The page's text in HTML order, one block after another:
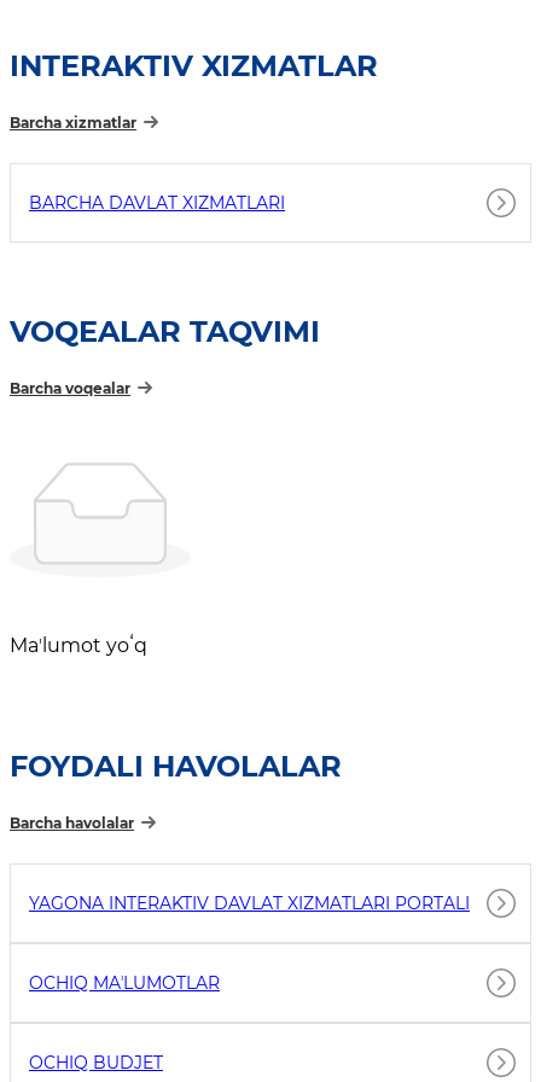
INTERAKTIV XIZMATLAR
Barcha xizmatlar
BARCHA DAVLAT XIZMATLARI
VOQEALAR TAQVIMI
Barcha voqealar
Maʼlumot yoʻq
FOYDALI HAVOLALAR
Barcha havolalar
YAGONA INTERAKTIV DAVLAT XIZMATLARI PORTALI
OCHIQ MAʼLUMOTLAR
OCHIQ BUDJET